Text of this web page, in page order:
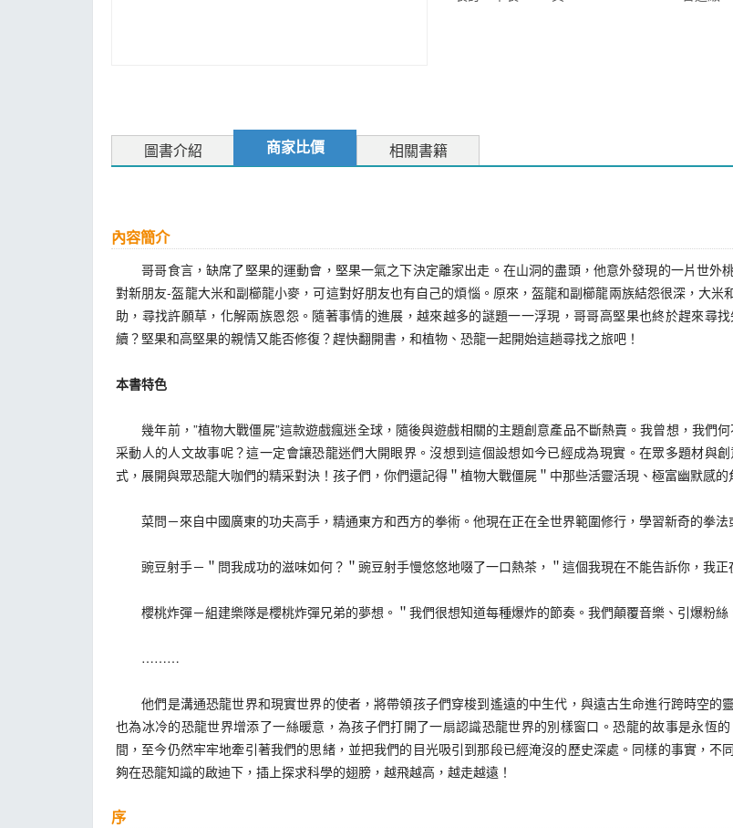
圖書介紹 商家比價 相關書籍
內容簡介
哥哥食言，缺席了堅果的運動會，堅果一氣之下決定離家出走。在山洞的盡頭，他意外發現的一片世外
對新朋友-盔龍大米和副櫛龍小麥，可這對好朋友也有自己的煩惱。原來，盔龍和副櫛龍兩族結怨很深，大
助，尋找許願草，化解兩族恩怨。隨著事情的進展，越來越多的謎題一一浮現，哥哥高堅果也終於趕來尋
續？堅果和高堅果的親情又能否修復？趕快翻開書，和植物、恐龍一起開始這趟尋找之旅吧！
本書特色
幾年前，”植物大戰僵屍”這款遊戲瘋迷全球，隨後與遊戲相關的主題創意產品不斷熱賣。我曾想，我們何
采動人的人文故事呢？這一定會讓恐龍迷們大開眼界。沒想到這個設想如今已經成為現實。在眾多題材與
式，展開與眾恐龍大咖們的精采對決！孩子們，你們還記得＂植物大戰僵屍＂中那些活靈活現、極富幽默感的
菜問－來自中國廣東的功夫高手，精通東方和西方的拳術。他現在正在全世界範圍修行，學習新奇的拳法
豌豆射手－＂問我成功的滋味如何？＂豌豆射手慢悠悠地啜了一口熱茶，＂這個我現在不能告訴你，我正
櫻桃炸彈－組建樂隊是櫻桃炸彈兄弟的夢想。＂我們很想知道每種爆炸的節奏。我們顛覆音樂、引爆粉絲
………
他們是溝通恐龍世界和現實世界的使者，將帶領孩子們穿梭到遙遠的中生代，與遠古生命進行跨時空的
也為冰冷的恐龍世界增添了一絲暖意，為孩子們打開了一扇認識恐龍世界的別樣窗口。恐龍的故事是永恆
間，至今仍然牢牢地牽引著我們的思緒，並把我們的目光吸引到那段已經淹沒的歷史深處。同樣的事實，
夠在恐龍知識的啟迪下，插上探求科學的翅膀，越飛越高，越走越遠！
序